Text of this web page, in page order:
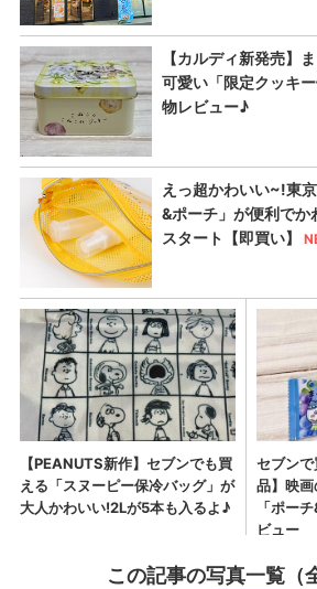
この記事の写真一覧（